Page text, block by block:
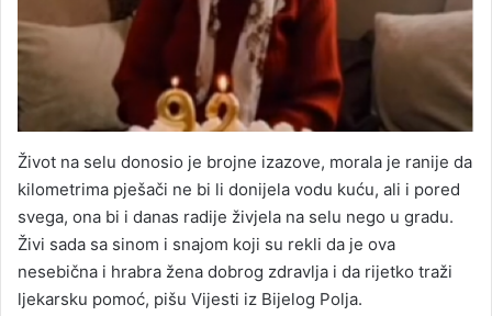
Život na selu donosio je brojne izazove, morala je ranije da
kilometrima pješači ne bi li donijela vodu kuću, ali i pored
svega, ona bi i danas radije živjela na selu nego u gradu.
Živi sada sa sinom i snajom koji su rekli da je ova
nesebična i hrabra žena dobrog zdravlja i da rijetko traži
ljekarsku pomoć, pišu Vijesti iz Bijelog Polja.